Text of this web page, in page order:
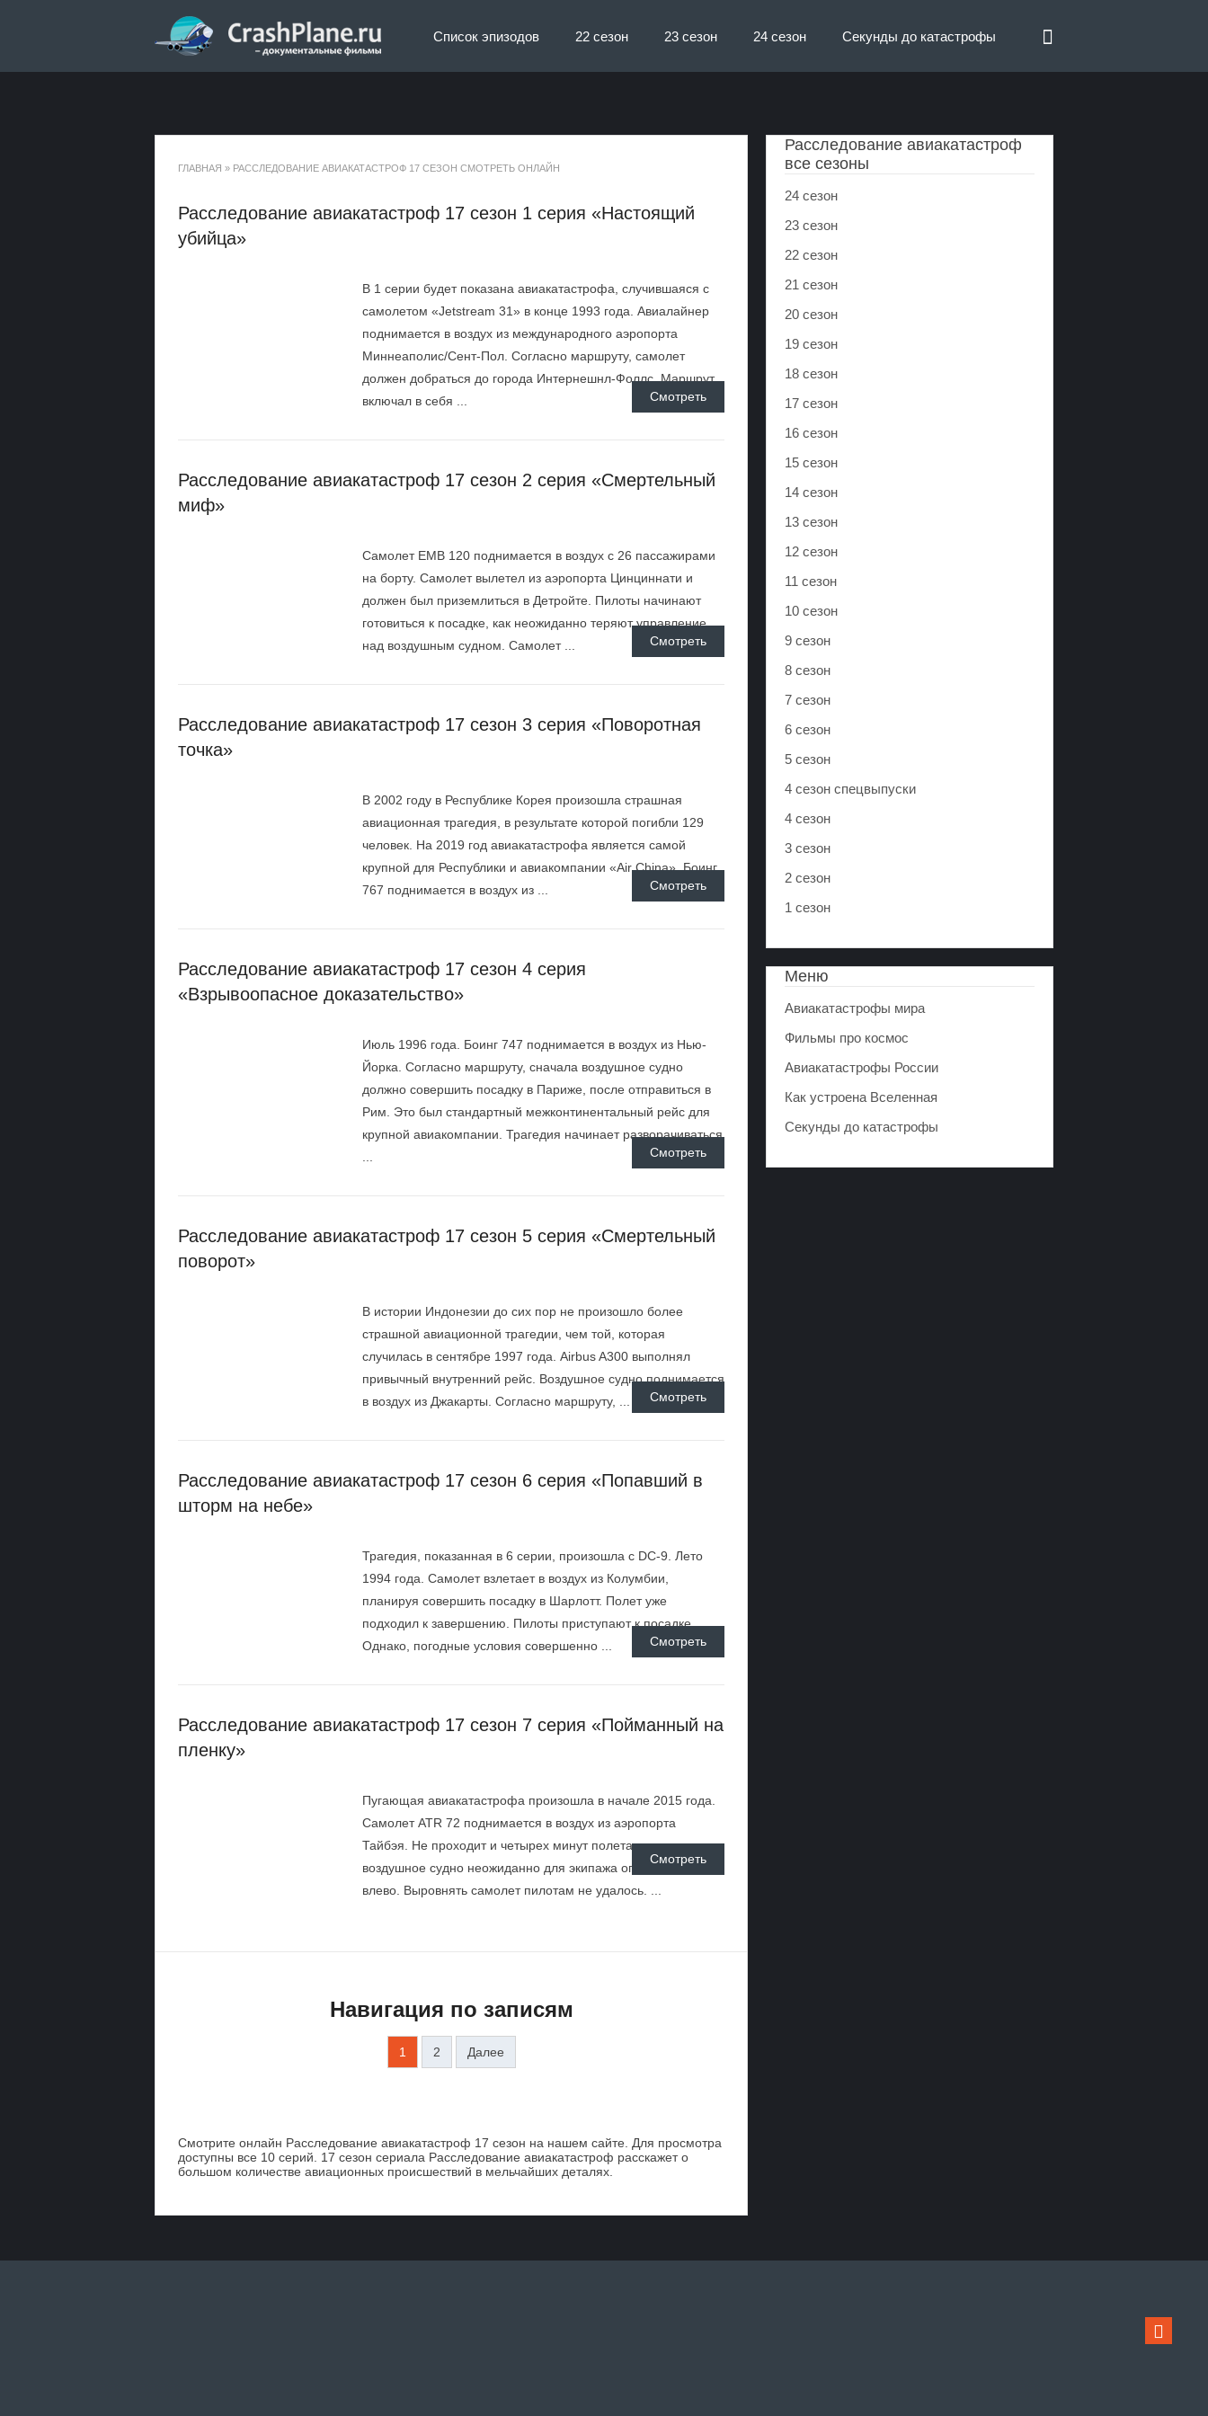
Список эпизодов 22 сезон 23 сезон 24 сезон Секунды до катастрофы
ГЛАВНАЯ » РАССЛЕДОВАНИЕ АВИАКАТАСТРОФ 17 СЕЗОН СМОТРЕТЬ ОНЛАЙН
Расследование авиакатастроф 17 сезон 1 серия «Настоящий
убийца»
В 1 серии будет показана авиакатастрофа, случившаяся с
самолетом «Jetstream 31» в конце 1993 года. Авиалайнер
поднимается в воздух из международного аэропорта
Миннеаполис/Сент-Пол. Согласно маршруту, самолет
должен добраться до города Интернешнл-Фоллс. Маршрут
включал в себя ...
Смотреть
Расследование авиакатастроф 17 сезон 2 серия «Смертельный
миф»
Самолет EMB 120 поднимается в воздух с 26 пассажирами
на борту. Самолет вылетел из аэропорта Цинциннати и
должен был приземлиться в Детройте. Пилоты начинают
готовиться к посадке, как неожиданно теряют управление
над воздушным судном. Самолет ...
Смотреть
Расследование авиакатастроф 17 сезон 3 серия «Поворотная
точка»
В 2002 году в Республике Корея произошла страшная
авиационная трагедия, в результате которой погибли 129
человек. На 2019 год авиакатастрофа является самой
крупной для Республики и авиакомпании «Air China». Боинг
767 поднимается в воздух из ...
Смотреть
Расследование авиакатастроф 17 сезон 4 серия
«Взрывоопасное доказательство»
Июль 1996 года. Боинг 747 поднимается в воздух из Нью-
Йорка. Согласно маршруту, сначала воздушное судно
должно совершить посадку в Париже, после отправиться в
Рим. Это был стандартный межконтинентальный рейс для
крупной авиакомпании. Трагедия начинает разворачиваться
Смотреть
Расследование авиакатастроф 17 сезон 5 серия «Смертельный
поворот»
В истории Индонезии до сих пор не произошло более
страшной авиационной трагедии, чем той, которая
случилась в сентябре 1997 года. Airbus A300 выполнял
привычный внутренний рейс. Воздушное судно поднимается
в воздух из Джакарты. Согласно маршруту, ...
Смотреть
Расследование авиакатастроф 17 сезон 6 серия «Попавший в
шторм на небе»
Трагедия, показанная в 6 серии, произошла с DC-9. Лето
1994 года. Самолет взлетает в воздух из Колумбии,
планируя совершить посадку в Шарлотт. Полет уже
подходил к завершению. Пилоты приступают к посадке.
Однако, погодные условия совершенно ...
Смотреть
Расследование авиакатастроф 17 сезон 7 серия «Пойманный на
пленку»
Пугающая авиакатастрофа произошла в начале 2015 года.
Самолет ATR 72 поднимается в воздух из аэропорта
Тайбэя. Не проходит и четырех минут полета, как
воздушное судно неожиданно для экипажа опрокидывается
влево. Выровнять самолет пилотам не удалось. ...
Смотреть
Навигация по записям
1 2 Далее
Смотрите онлайн Расследование авиакатастроф 17 сезон на нашем сайте. Для просмотра
доступны все 10 серий. 17 сезон сериала Расследование авиакатастроф расскажет о
большом количестве авиационных происшествий в мельчайших деталях.
Расследование авиакатастроф
все сезоны
24 сезон
23 сезон
22 сезон
21 сезон
20 сезон
19 сезон
18 сезон
17 сезон
16 сезон
15 сезон
14 сезон
13 сезон
12 сезон
11 сезон
10 сезон
9 сезон
8 сезон
7 сезон
6 сезон
5 сезон
4 сезон спецвыпуски
4 сезон
3 сезон
2 сезон
1 сезон
Меню
Авиакатастрофы мира
Фильмы про космос
Авиакатастрофы России
Как устроена Вселенная
Секунды до катастрофы